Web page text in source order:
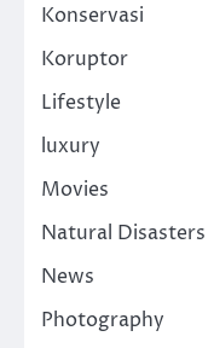
Konservasi
Koruptor
Lifestyle
luxury
Movies
Natural Disasters
News
Photography